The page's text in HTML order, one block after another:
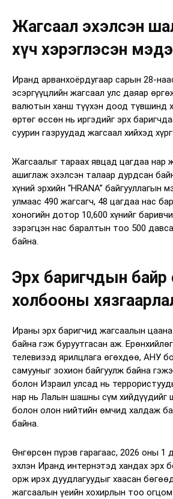
Жагсаал эхэлсэн
хүч хэрэглэсэн
Иранд арванхоёрдугаар сарын 28-
эсэргүүцлийн жагсаал улс даяар
валютын ханш түүхэн доод түвшинд
өртөг өссөн нь иргэдийг эрх
суурин газруудад жагсаал хийхэд
Жагсаалыг тараах явцад цагдаа нар
ашиглаж эхэлсэн талаар дурдсан
хүний эрхийн “HRANA” байгууллагын
улмаас 490 жагсагч, 48 цагдаа нас
хоногийн дотор 10,600 хүнийг
зэрэгцэн нас баралтын тоо 500
байна.
Эрх баригчдын байр
холбооны
Ираны эрх баригчид жагсаалын
байна гэж буруутгасан аж.
телевизэд ярилцлага өгөхдөө, АНУ
самууныг зохион байгуулж байна
болон Израил улсад нь
нар нь Лалын шашны сүм хийдүүдийг
болон олон нийтийн өмчид халдаж
байна.
Өнгөрсөн пүрэв гарагаас, 2026 оны 1
эхлэн Иранд интернэтэд хандах эрх
орж ирэх дуудлагуудыг хаасан
жагсаалын үеийн хохирлын тоо